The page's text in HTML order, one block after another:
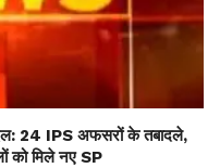
24 IPS अफसरों के तबादले,
को मिले नए SP